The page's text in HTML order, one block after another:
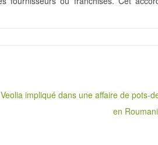
Veolia impliqué dans une affaire de pots-
en